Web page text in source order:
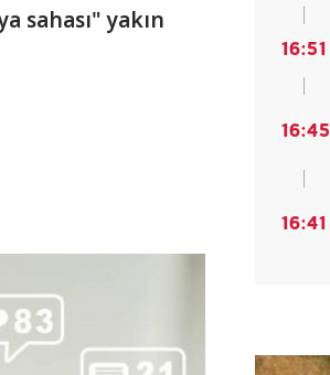
sahası" yakın
16:51
16:45
16:41